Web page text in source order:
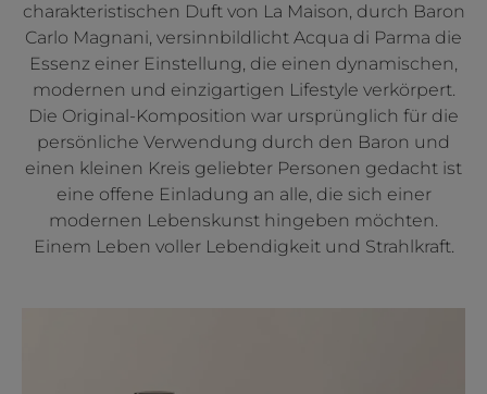
charakteristischen Duft von La Maison, durch Baron
Carlo Magnani, versinnbildlicht Acqua di Parma die
Essenz einer Einstellung, die einen dynamischen,
modernen und einzigartigen Lifestyle verkörpert.
Die Original-Komposition war ursprünglich für die
persönliche Verwendung durch den Baron und
einen kleinen Kreis geliebter Personen gedacht ist
eine offene Einladung an alle, die sich einer
modernen Lebenskunst hingeben möchten.
Einem Leben voller Lebendigkeit und Strahlkraft.